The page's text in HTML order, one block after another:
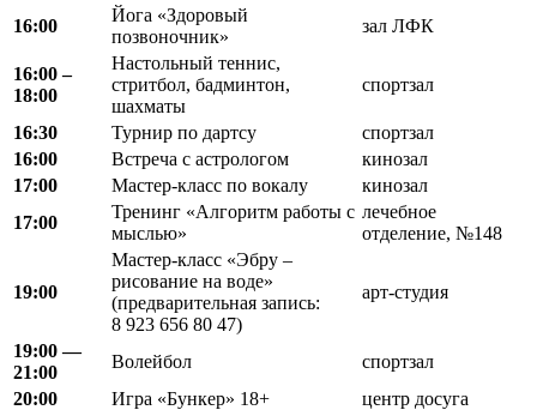
16:00
Йога «Здоровый
позвоночник»
зал ЛФК
16:00 –
18:00
Настольный теннис,
стритбол, бадминтон,
шахматы
спортзал
16:30 Турнир по дартсу
спортзал
16:00
Встреча с астрологом
кинозал
17:00
Мастер-класс по вокалу
кинозал
17:00
Тренинг «Алгоритм работы с
мыслью»
лечебное
отделение, №148
19:00
Мастер-класс «Эбру –
рисование на воде»
(предварительная запись:
8 923 656 80 47)
арт-студия
19:00 —
21:00
Волейбол
спортзал
20:00
Игра «Бункер» 18+
центр досуга